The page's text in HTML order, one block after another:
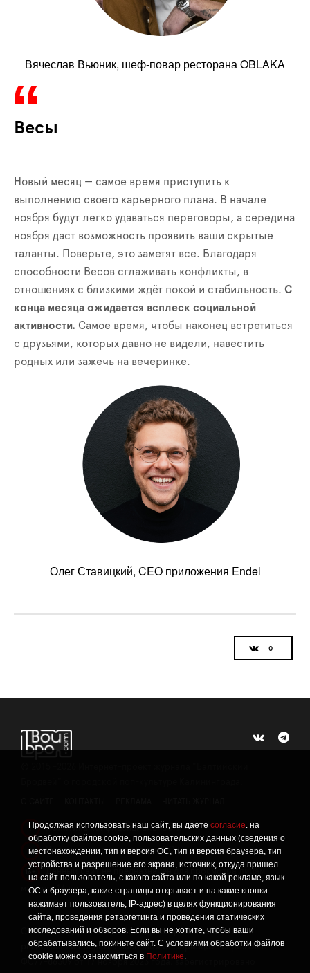
Продолжая использовать наш сайт, вы даете согласие. на
обработку файлов cookie, пользовательских данных (сведения о
местонахождении, тип и версия ОС, тип и версия браузера, тип
устройства и разрешение его экрана, источник, откуда пришел
на сайт пользователь, с какого сайта или по какой рекламе, язык
ОС и браузера, какие страницы открывает и на какие кнопки
нажимает пользователь, IP-адрес) в целях функционирования
сайта, проведения ретаргетинга и проведения статических
исследований и обзоров. Если вы не хотите, чтобы ваши
обрабатывались, покиньте сайт. С условиями обработки файлов
cookie можно ознакомиться в Политике.
Вячеслав Вьюник, шеф-повар ресторана OBLAKA
Весы
Новый месяц — самое время приступить к
выполнению своего карьерного плана. В начале
ноября будут легко удаваться переговоры, а середина
ноября даст возможность проявить ваши скрытые
таланты. Поверьте, это заметят все. Благодаря
способности Весов сглаживать конфликты, в
отношениях с близкими ждёт покой и стабильность. С
конца месяца ожидается всплеск социальной
активности. Самое время, чтобы наконец встретиться
с друзьями, которых давно не видели, навестить
родных или зажечь на вечеринке.
Олег Ставицкий, CEO приложения Endel
! Политика конфиденциальности
! Информация о проведении СОУТ
Данный сайт не предназначен для просмотра лицам
младше 16 лет.
Сетевое издание «Твой Бро», реестровая запись о
регистрации средства массовой информации: серия Эл №
ФС77-86309 от 17 ноября 2023 года, зарегистрировано